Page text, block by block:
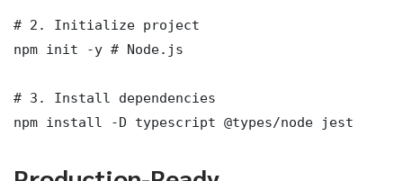
# 2. Initialize project
npm init -y # Node.js
# 3. Install dependencies
npm install -D typescript @types/node jest